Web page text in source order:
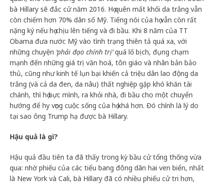
bà Hillary sẽ đắc cử năm 2016. Họ quên mất khối da trắng vẫn
còn chiếm hơn 70% dân số Mỹ. Tiếng nói của họ vẫn còn rất
nặng ký nếu họ chịu lên tiếng và đi bầu. Khi 8 năm của TT
Obama đưa nước Mỹ vào tình trạng thiên tả quá xa, với
những chuyện ‘phải đạo chính trị’quá lố bịch, đụng chạm
mạnh đến những giá trị văn hoá, tôn giáo và nhân bản bảo
thủ, cũng như kinh tế lụn bại khiến cả triệu dân lao động da
trắng (và cả da đen, da nâu) thất nghiệp gặp khó khăn tài
chánh, thì họ bực mình, ra khỏi nhà, đi bầu cho một chuyển
hướng để hy vọng cuộc sống của họ khá hơn. Đó chính là lý do
tại sao ông Trump hạ được bà Hillary.
Hậu quả là gì?
Hậu quả đầu tiên ta đã thấy trong kỳ bầu cử tổng thống vừa
qua: nhờ phiếu của các tiểu bang đông dân hai ven biển, nhất
là New York và Cali, bà Hillary đã có nhiều phiếu cử tri hơn,